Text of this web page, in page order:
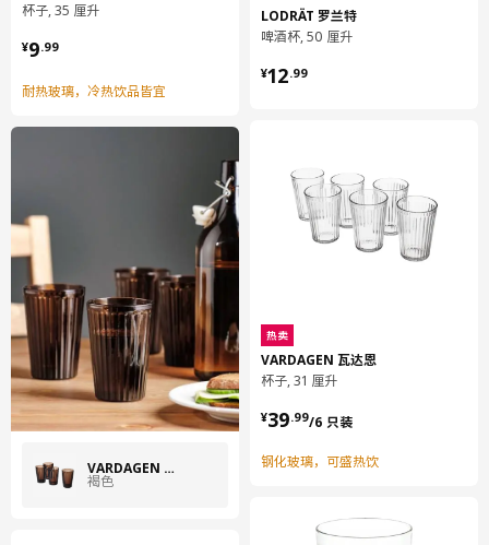
杯子, 35 厘升
¥9.99
¥ 9.99
耐热玻璃，冷热饮品皆宜
VARDAGEN 瓦达恩
褐色
LODRÄT 罗兰特
啤酒杯, 50 厘升
¥12.99
¥ 12.99
热卖
VARDAGEN 瓦达恩
杯子, 31 厘升
¥39.99/6 只装
¥ 39.99/6 只装
钢化玻璃，可盛热饮